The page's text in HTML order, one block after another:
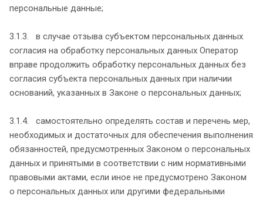
персональные данные;
3.1.3. в случае отзыва субъектом персональных данных
согласия на обработку персональных данных Оператор
вправе продолжить обработку персональных данных без
согласия субъекта персональных данных при наличии
оснований, указанных в Законе о персональных данных;
3.1.4. самостоятельно определять состав и перечень мер,
необходимых и достаточных для обеспечения выполнения
обязанностей, предусмотренных Законом о персональных
данных и принятыми в соответствии с ним нормативными
правовыми актами, если иное не предусмотрено Законом
о персональных данных или другими федеральными